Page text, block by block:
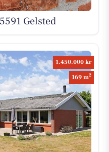
Gelsted
1.450.000 kr
169 m2